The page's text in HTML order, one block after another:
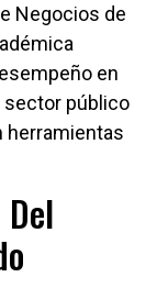
Negocios de
en
sector público
herramientas